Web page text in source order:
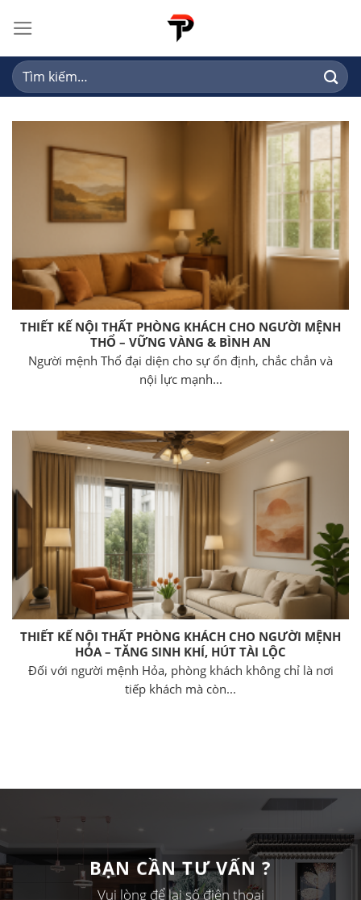
content
Tìm
kiếm:
THIẾT KẾ NỘI THẤT PHÒNG KHÁCH CHO NGƯỜI MỆNH
THỔ – VỮNG VÀNG & BÌNH AN
Người mệnh Thổ đại diện cho sự ổn định, chắc chắn và
nội lực mạnh...
THIẾT KẾ NỘI THẤT PHÒNG KHÁCH CHO NGƯỜI MỆNH
HỎA – TĂNG SINH KHÍ, HÚT TÀI LỘC
Đối với người mệnh Hỏa, phòng khách không chỉ là nơi
tiếp khách mà còn...
BẠN CẦN TƯ VẤN ?
Vui lòng để lại số điện thoại